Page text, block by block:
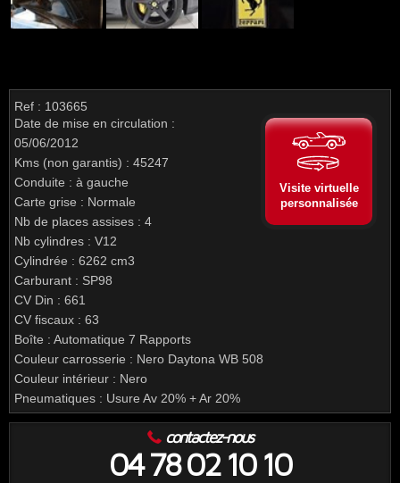
Ref : 103665
Date de mise en circulation :
05/06/2012
Kms (non garantis) : 45247
Conduite : à gauche
Carte grise : Normale
Nb de places assises : 4
Nb cylindres : V12
Cylindrée : 6262 cm3
Carburant : SP98
CV Din : 661
CV fiscaux : 63
Boîte : Automatique 7 Rapports
Couleur carrosserie : Nero Daytona WB 508
Couleur intérieur : Nero
Pneumatiques : Usure Av 20% + Ar 20%
Visite virtuelle
personnalisée
contactez-nous
04 78 02 10 10